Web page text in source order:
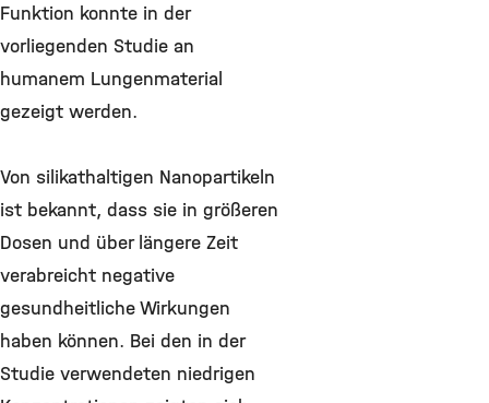
Funktion konnte in der
vorliegenden Studie an
humanem Lungenmaterial
gezeigt werden.
Von silikathaltigen Nanopartikeln
ist bekannt, dass sie in größeren
Dosen und über längere Zeit
verabreicht negative
gesundheitliche Wirkungen
haben können. Bei den in der
Studie verwendeten niedrigen